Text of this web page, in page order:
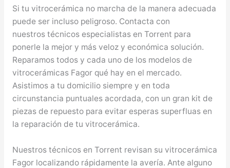
Si tu vitrocerámica no marcha de la manera adecuada
puede ser incluso peligroso. Contacta con
nuestros técnicos especialistas en Torrent para
ponerle la mejor y más veloz y económica solución.
Reparamos todos y cada uno de los modelos de
vitrocerámicas Fagor qué hay en el mercado.
Asistimos a tu domicilio siempre y en toda
circunstancia puntuales acordada, con un gran kit de
piezas de repuesto para evitar esperas superfluas en
la reparación de tu vitrocerámica.
Nuestros técnicos en Torrent revisan su vitrocerámica
Fagor localizando rápidamente la avería. Ante alguno